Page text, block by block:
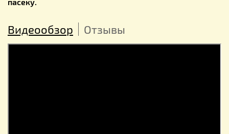
Видеообзор Отзывы